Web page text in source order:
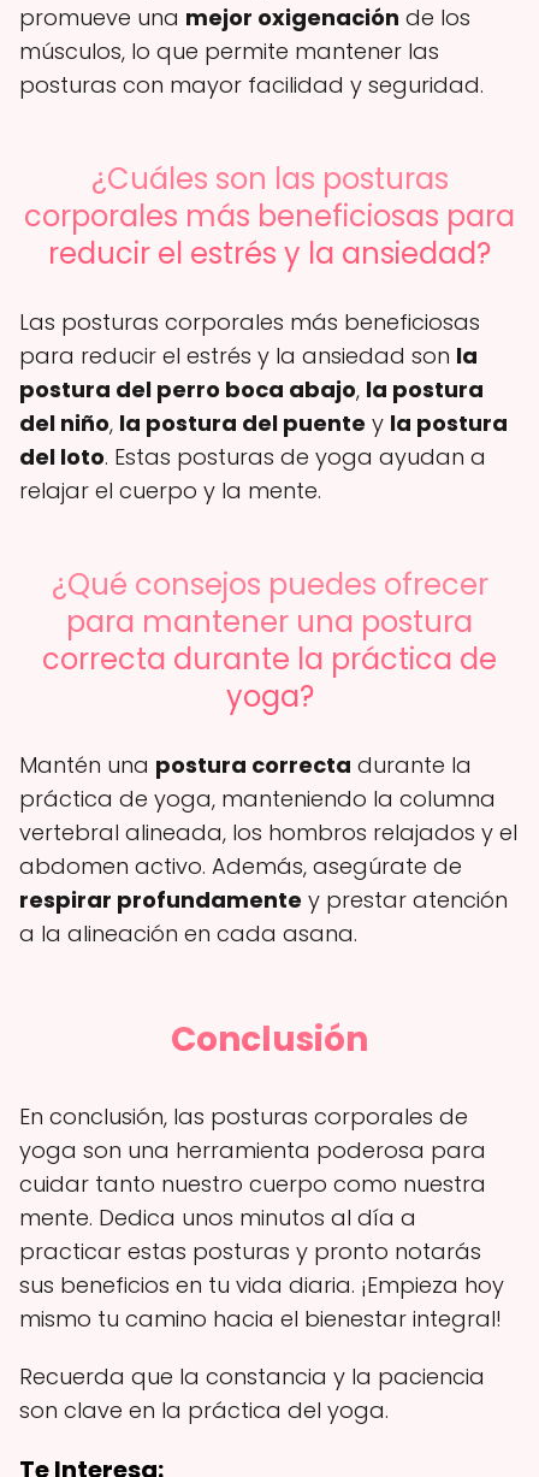
promueve una mejor oxigenación de los
músculos, lo que permite mantener las
posturas con mayor facilidad y seguridad.
¿Cuáles son las posturas
corporales más beneficiosas para
reducir el estrés y la ansiedad?
Las posturas corporales más beneficiosas
para reducir el estrés y la ansiedad son la
postura del perro boca abajo, la postura
del niño, la postura del puente y la postura
del loto. Estas posturas de yoga ayudan a
relajar el cuerpo y la mente.
¿Qué consejos puedes ofrecer
para mantener una postura
correcta durante la práctica de
yoga?
Mantén una postura correcta durante la
práctica de yoga, manteniendo la columna
vertebral alineada, los hombros relajados y el
abdomen activo. Además, asegúrate de
respirar profundamente y prestar atención
a la alineación en cada asana.
Conclusión
En conclusión, las posturas corporales de
yoga son una herramienta poderosa para
cuidar tanto nuestro cuerpo como nuestra
mente. Dedica unos minutos al día a
practicar estas posturas y pronto notarás
sus beneficios en tu vida diaria. ¡Empieza hoy
mismo tu camino hacia el bienestar integral!
Recuerda que la constancia y la paciencia
son clave en la práctica del yoga.
Te Interesa: